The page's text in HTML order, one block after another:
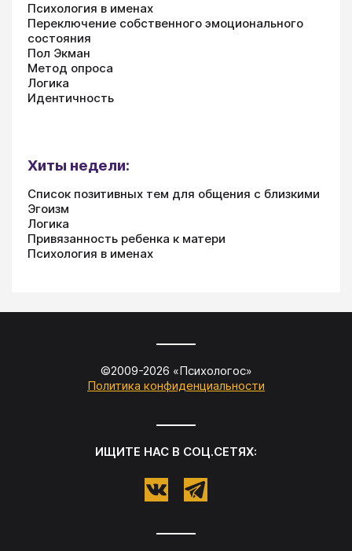
Психология в именах
Переключение собственного эмоционального
состояния
Пол Экман
Метод опроса
Логика
Идентичность
Хиты недели:
Список позитивных тем для общения с близкими
Эгоизм
Логика
Привязанность ребенка к матери
Психология в именах
©2009-2026 «Психологос»
Политика конфиденциальности
ИЩИТЕ НАС В СОЦ.СЕТЯХ: